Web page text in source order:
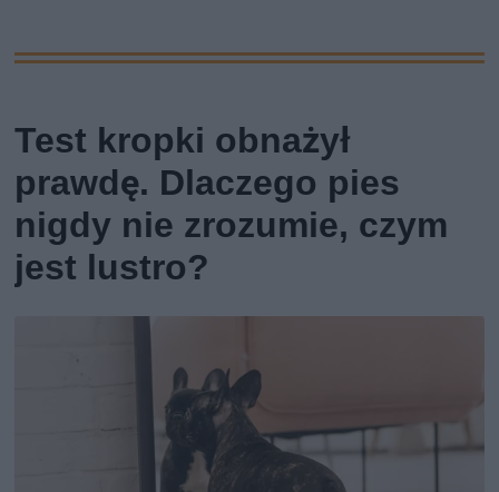
Test kropki obnażył
prawdę. Dlaczego pies
nigdy nie zrozumie, czym
jest lustro?